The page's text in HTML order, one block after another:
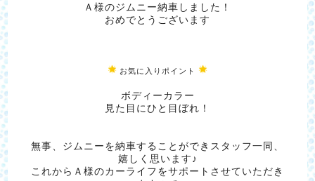
Ａ様のジムニー納車しました！
おめでとうございます
お気に入りポイント
ボディーカラー
見た目にひと目ぼれ！
無事、ジムニーを納車することができスタッフ一同、
嬉しく思います♪
これからＡ様のカーライフをサポートさせていただき